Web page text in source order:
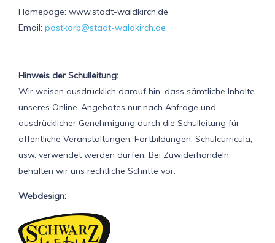
Homepage: www.stadt-waldkirch.de
Email: postkorb@stadt-waldkirch.de
Hinweis der Schulleitung:
Wir weisen ausdrücklich darauf hin, dass sämtliche Inhalte
unseres Online-Angebotes nur nach Anfrage und
ausdrücklicher Genehmigung durch die Schulleitung für
öffentliche Veranstaltungen, Fortbildungen, Schulcurricula,
usw. verwendet werden dürfen. Bei Zuwiderhandeln
behalten wir uns rechtliche Schritte vor.
Webdesign: